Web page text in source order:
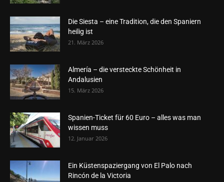
Die Siesta – eine Tradition, die den Spaniern
heilig ist
21. März 2026
Almería – die versteckte Schönheit in
Andalusien
15. März 2026
Spanien-Ticket für 60 Euro – alles was man
wissen muss
12. Januar 2026
Ein Küstenspaziergang von El Palo nach
Rincón de la Victoria